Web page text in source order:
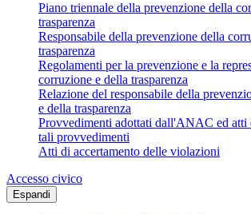
Piano triennale della prevenzione della
trasparenza
Responsabile della prevenzione della
trasparenza
Regolamenti per la prevenzione e la
corruzione e della trasparenza
Relazione del responsabile della
e della trasparenza
Provvedimenti adottati dall'ANAC ed atti
tali provvedimenti
Atti di accertamento delle violazioni
Accesso civico
Espandi